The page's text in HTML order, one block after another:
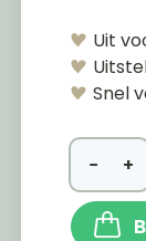
Uit
Snel
− +